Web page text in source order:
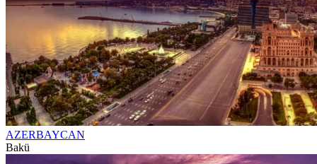
AZERBAYCAN
Bakü